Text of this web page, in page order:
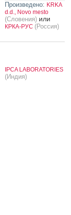
Произведено: KRKA
d.d., Novo mesto
(Словения) или
КРКА-РУС (Россия)
IPCA LABORATORIES
(Индия)